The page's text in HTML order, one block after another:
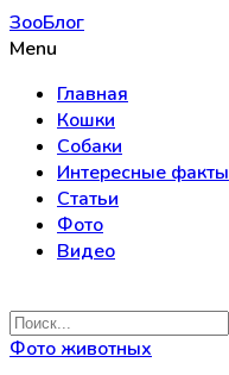
ЗооБлог
Menu
Главная
Кошки
Собаки
Интересные факты
Статьи
Фото
Видео
Фото животных